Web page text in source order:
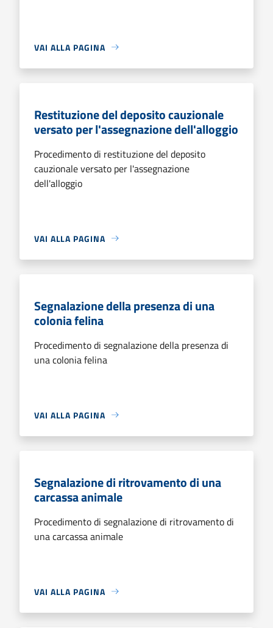
VAI ALLA PAGINA
Restituzione del deposito cauzionale
versato per l'assegnazione dell'alloggio
Procedimento di restituzione del deposito
cauzionale versato per l'assegnazione
dell'alloggio
VAI ALLA PAGINA
Segnalazione della presenza di una
colonia felina
Procedimento di segnalazione della presenza di
una colonia felina
VAI ALLA PAGINA
Segnalazione di ritrovamento di una
carcassa animale
Procedimento di segnalazione di ritrovamento di
una carcassa animale
VAI ALLA PAGINA